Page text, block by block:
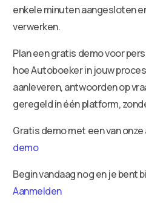
enkele minuten aangesloten
verwerken.
Plan een gratis demo voor
hoe Autoboeker in jouw
aanleveren, antwoorden op
geregeld in één platform,
Gratis demo met een van
demo
Begin vandaag nog en je bent
Aanmelden